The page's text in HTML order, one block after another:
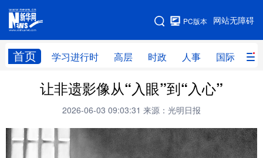
网站无障碍
PC版本
首页 学习进行时 高层 时政 人事 国际 财
网站地图
学习进行时 高层 时政 人事
财经 网评
台湾 思客智库 全球连线 教育
让非遗影像从“入眼”到“入心”
2026-06-03 09:03:31 来源：光明日报